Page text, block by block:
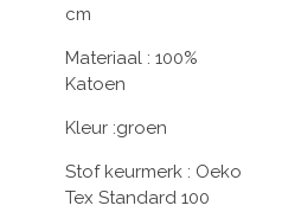
cm
Materiaal : 100%
Katoen
Kleur :groen
Stof keurmerk : Oeko
Tex Standard 100